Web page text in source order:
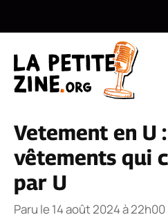
contenu
Vetement en U
vêtements qui
par U
Paru le 14 août 2024 à 22h00